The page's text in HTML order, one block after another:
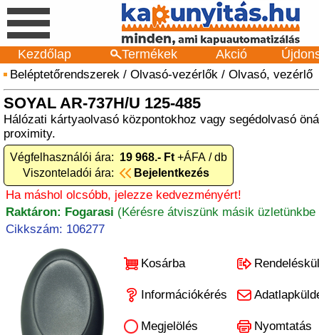
Kezdőlap Termékek Akció
Beléptetőrendszerek / Olvasó-vezérlők / Olvasó, vezérlő
SOYAL AR-737H/U 125-485
Hálózati kártyaolvasó központokhoz vagy segédolvasó
proximity.
Végfelhasználói ára: 19 968.- Ft +ÁFA / db
Viszonteladói ára:
Bejelentkezés
Ha máshol olcsóbb, jelezze kedvezményért!
Raktáron: Fogarasi (Kérésre átviszünk másik üzletünkbe
Cikkszám: 106277
Kosárba
Információkérés
Megjelölés Nyomtatás